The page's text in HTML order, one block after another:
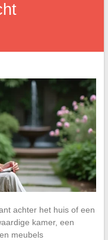
achter het huis of een
kamer, een
meubels